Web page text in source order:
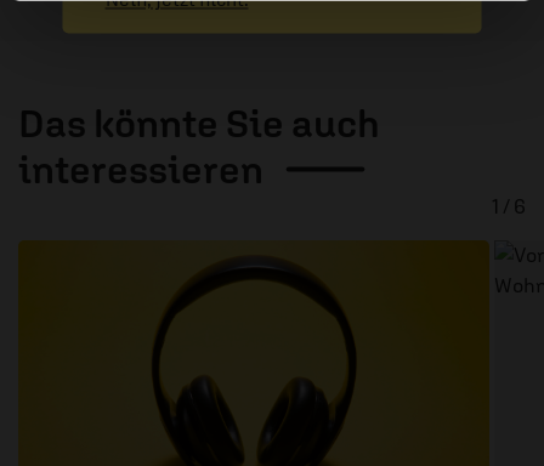
Das könnte Sie auch
interessieren
1 / 6